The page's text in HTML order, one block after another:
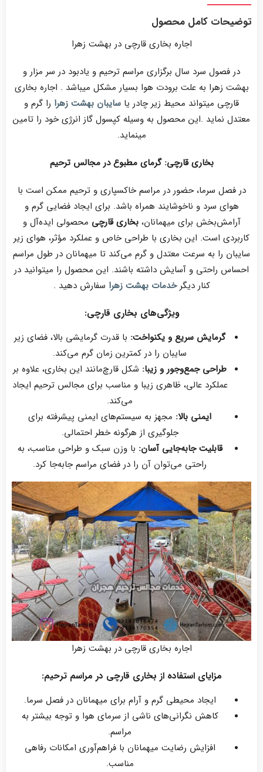
توضیحات کامل محصول
اجاره بخاری قارچی در بهشت زهرا
در فصول سرد سال برگزاری مراسم ترحیم و یادبود در سر مزار و
بهشت زهرا به علت برودت هوا بسیار مشکل میباشد . اجاره بخاری
قارچی میتواند محیط زیر چادر یا سایبان بهشت زهرا را گرم و
معتدل نماید .این محصول به وسیله کپسول گاز انرژی خود را تامین
مینماید.
بخاری قارچی: گرمای مطبوع در مجالس ترحیم
در فصل سرما، حضور در مراسم خاکسپاری و ترحیم ممکن است با
هوای سرد و ناخوشایند همراه باشد. برای ایجاد فضایی گرم و
آرامش‌بخش برای میهمانان،بخاری قارچی محصولی ایده‌آل و
کاربردی است. این بخاری با طراحی خاص و عملکرد مؤثر، هوای زیر
سایبان را به سرعت معتدل و گرم می‌کند تا میهمانان در طول مراسم
احساس راحتی و آسایش داشته باشند. این محصول را میتوانید در
کنار دیگرخدمات بهشت زهرا سفارش دهید .
ویژگی‌های بخاری قارچی:
گرمایش سریع و یکنواخت: با قدرت گرمایشی بالا، فضای زیر
سایبان را در کمترین زمان گرم می‌کند.
طراحی جمع‌وجور و زیبا: شکل قارچ‌مانند این بخاری، علاوه بر
عملکرد عالی، ظاهری زیبا و مناسب برای مجالس ترحیم ایجاد
می‌کند.
ایمنی بالا: مجهز به سیستم‌های ایمنی پیشرفته برای
جلوگیری از هرگونه خطر احتمالی.
قابلیت جابه‌جایی آسان: با وزن سبک و طراحی مناسب، به
راحتی می‌توان آن را در فضای مراسم جابه‌جا کرد.
اجاره بخاری قارچی در بهشت زهرا
مزایای استفاده از بخاری قارچی در مراسم ترحیم:
ایجاد محیطی گرم و آرام برای میهمانان در فصل سرما.
کاهش نگرانی‌های ناشی از سرمای هوا و توجه بیشتر به
مراسم.
افزایش رضایت میهمانان با فراهم‌آوری امکانات رفاهی
مناسب.